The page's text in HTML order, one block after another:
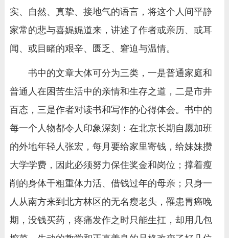
实、自然、真挚、接地气的语言，将这个人间平静
家常的悲与喜娓娓道来，讲述了作者或亲历、或耳
闻、或目睹的艰辛、匮乏、窘迫与温情。
书中的文章大体可分为三类，一是普通家庭和
普通人在困苦生活中的亲情和生存之道，二是市井
百态，三是作者对读书和写作的心得体会。书中的
每一个人物都令人印象深刻：在北京长期自愿加班
的外地年轻人张宏，每月要给家里寄钱，给妹妹攒
大学学费，因此必须努力保住奖金和岗位；撑着瘦
削的身体干粗重体力活、借钱过年的母亲；只身一
人从南方来到北方林区的无名瘦老头，罹患胃癌晚
期，没钱买药，疼痛发作之时只能生扛，却用几包